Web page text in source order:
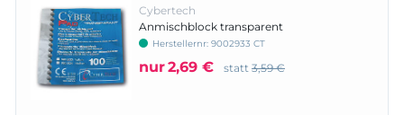
Cybertech
Anmischblock transparent
Herstellernr: 9002933 CT
nur2,69 € statt 3,59 €